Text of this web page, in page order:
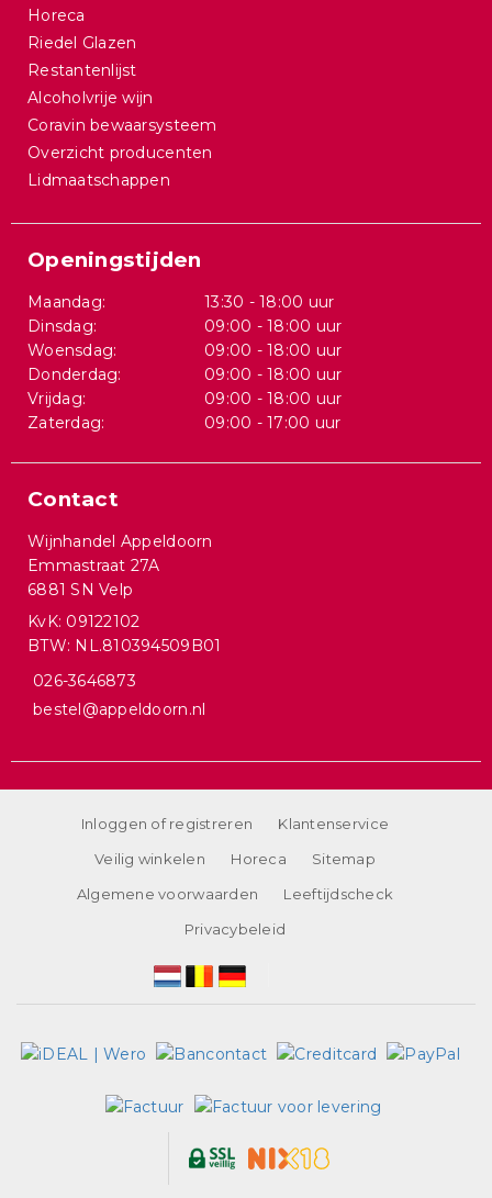
Horeca
Riedel Glazen
Restantenlijst
Alcoholvrije wijn
Coravin bewaarsysteem
Overzicht producenten
Lidmaatschappen
Openingstijden
Maandag:
13:30 - 18:00 uur
Dinsdag:
09:00 - 18:00 uur
Woensdag:
09:00 - 18:00 uur
Donderdag:
09:00 - 18:00 uur
Vrijdag:
09:00 - 18:00 uur
Zaterdag:
09:00 - 17:00 uur
Contact
Wijnhandel Appeldoorn
Emmastraat 27A
6881 SN Velp
KvK: 09122102
BTW: NL.810394509B01
026-3646873
bestel@appeldoorn.nl
Inloggen of registreren
Klantenservice
Veilig winkelen
Horeca
Sitemap
Algemene voorwaarden
Leeftijdscheck
Privacybeleid